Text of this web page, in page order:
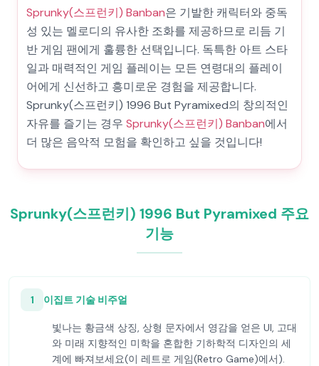
Sprunky(스프런키) Banban은 기발한 캐릭터와 중독
성 있는 멜로디의 유사한 조화를 제공하므로 리듬 기
반 게임 팬에게 훌륭한 선택입니다. 독특한 아트 스타
일과 매력적인 게임 플레이는 모든 연령대의 플레이
어에게 신선하고 흥미로운 경험을 제공합니다.
Sprunky(스프런키) 1996 But Pyramixed의 창의적인
자유를 즐기는 경우 Sprunky(스프런키) Banban에서
더 많은 음악적 모험을 확인하고 싶을 것입니다!
Sprunky(스프런키) 1996 But Pyramixed 주요
기능
1 이집트 기술 비주얼
빛나는 황금색 상징, 상형 문자에서 영감을 얻은 UI, 고대
와 미래 지향적인 미학을 혼합한 기하학적 디자인의 세
계에 빠져보세요(이 레트로 게임(Retro Game)에서).